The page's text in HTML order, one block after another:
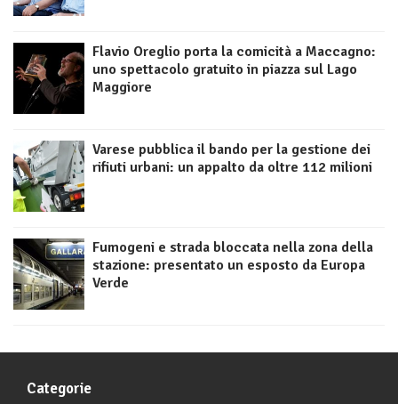
Flavio Oreglio porta la comicità a Maccagno:
uno spettacolo gratuito in piazza sul Lago
Maggiore
Varese pubblica il bando per la gestione dei
rifiuti urbani: un appalto da oltre 112 milioni
Fumogeni e strada bloccata nella zona della
stazione: presentato un esposto da Europa
Verde
Categorie